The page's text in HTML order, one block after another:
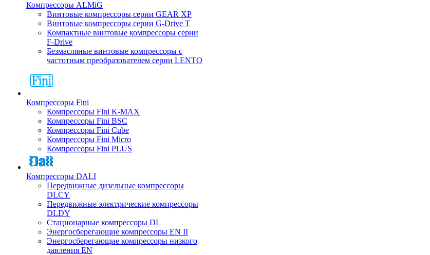
Компрессоры ALMiG
Винтовые компрессоры серии GEAR XP
Винтовые компрессоры серии G-Drive T
Компактные винтовые компрессоры серии
F-Drive
Безмасляные винтовые компрессоры с
частотным преобразователем серии LENTO
Компрессоры Fini
Компрессоры Fini K-MAX
Компрессоры Fini BSC
Компрессоры Fini Cube
Компрессоры Fini Micro
Компрессоры Fini PLUS
Компрессоры DALI
Передвижные дизельные компрессоры
DLCY
Передвижные электрические компрессоры
DLDY
Стационарные компрессоры DL
Энергосберегающие компрессоры EN II
Энергосберегающие компрессоры низкого
давления EN